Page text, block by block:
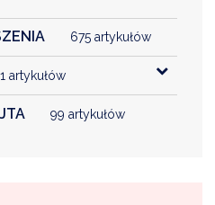
675 artykułów
artykułów
99 artykułów